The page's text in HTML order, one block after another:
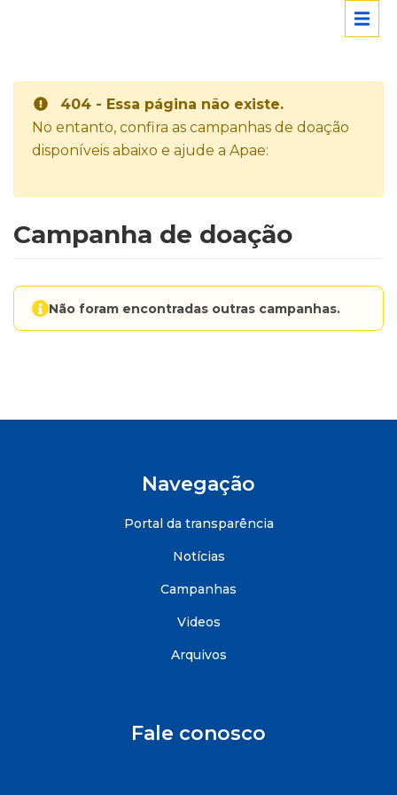
404 - Essa página não existe.
No entanto, confira as campanhas de doação
disponíveis abaixo e ajude a Apae:
Campanha de doação
Não foram encontradas outras campanhas.
Navegação
Portal da transparência
Notícias
Campanhas
Videos
Arquivos
Fale conosco